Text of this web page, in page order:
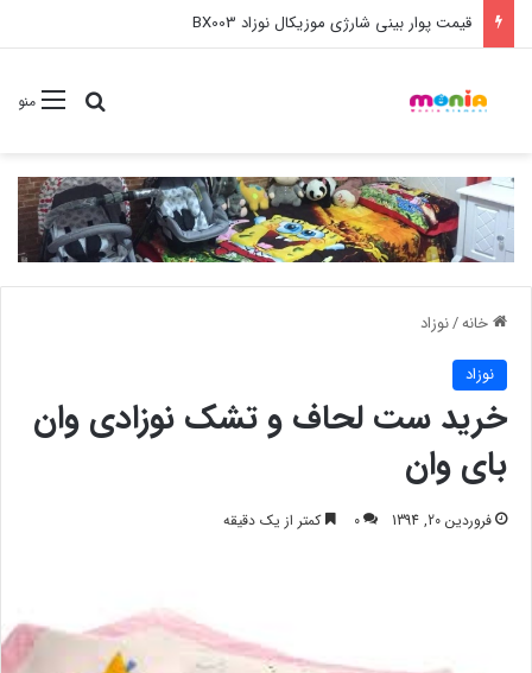
خرید عمده ست مانیکور نوزاد خارجی
منوجستجو
خانه/نوزاد
نوزاد
خرید ست لحاف و تشک نوزادی وان
بای وان
فروردین 20, 1394 0 کمتر از یک دقیقه